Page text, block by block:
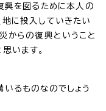
興を図るために本人の
に投入していきたい
からの復興ということ
います。
るものなのでしょう